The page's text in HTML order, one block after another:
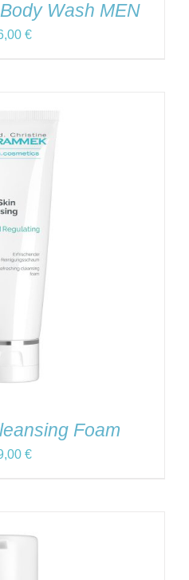
Wash MEN
€
Foam
€